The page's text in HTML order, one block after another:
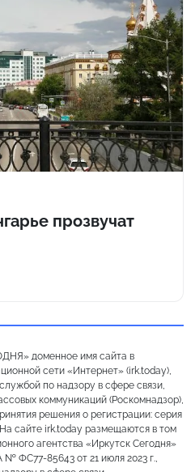
прозвучат
доменное имя сайта в
сети «Интернет» (irk.today),
по надзору в сфере связи,
коммуникаций (Роскомнадзор),
решения о регистрации: серия
сайте irk.today размещаются в том
агентства «Иркутск Сегодня»
ФС77-85643 от 21 июля 2023 г.,